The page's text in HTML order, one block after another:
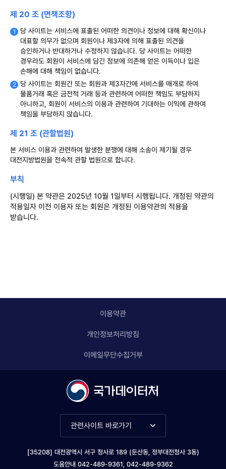
제 20 조 (면책조항)
당 사이트는 서비스에 표출된 어떠한 의견이나 정보에 대해 확신이나
대표할 의무가 없으며 회원이나 제3자에 의해 표출된 의견을
승인하거나 반대하거나 수정하지 않습니다. 당 사이트는 어떠한
경우라도 회원이 서비스에 담긴 정보에 의존해 얻은 이득이나 입은
손해에 대해 책임이 없습니다.
당 사이트는 회원간 또는 회원과 제3자간에 서비스를 매개로 하여
물품거래 혹은 금전적 거래 등과 관련하여 어떠한 책임도 부담하지
아니하고, 회원이 서비스의 이용과 관련하여 기대하는 이익에 관하여
책임을 부담하지 않습니다.
제 21 조 (관할법원)
본 서비스 이용과 관련하여 발생한 분쟁에 대해 소송이 제기될 경우
대전지방법원을 전속적 관할 법원으로 합니다.
부칙
(시행일) 본 약관은 2025년 10월 1일부터 시행됩니다. 개정된 약관의
적용일자 이전 이용자 또는 회원은 개정된 이용약관의 적용을
받습니다.
이용약관
개인정보처리방침
이메일무단수집거부
[35208] 대전광역시 서구 청사로 189 (둔산동, 정부대전청사 3동)
도움안내 042-489-9361, 042-489-9362
관련사이트 바로가기